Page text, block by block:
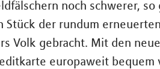
noch schwerer,
Stück der rundum
Volk gebracht. Mit den
europaweit